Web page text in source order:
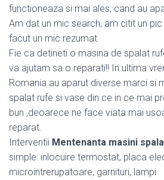
functioneaza si mai ales, cand au
Am dat un mic search, am citit un
facut un mic rezumat.
Fie ca detineti o masina de spalat
va ajutam sa o reparati!! In ultima
Romania au aparut diverse marci si
spalat rufe si vase din ce in ce mai
bun ,deoarece ne face viata mai
reparat.
Interventii Mentenanta masini
simple: inlocuire termostat, placa
microintrerupatoare, garnituri, lampi